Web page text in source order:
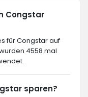
Congstar
für Congstar auf
4558 mal
sparen?